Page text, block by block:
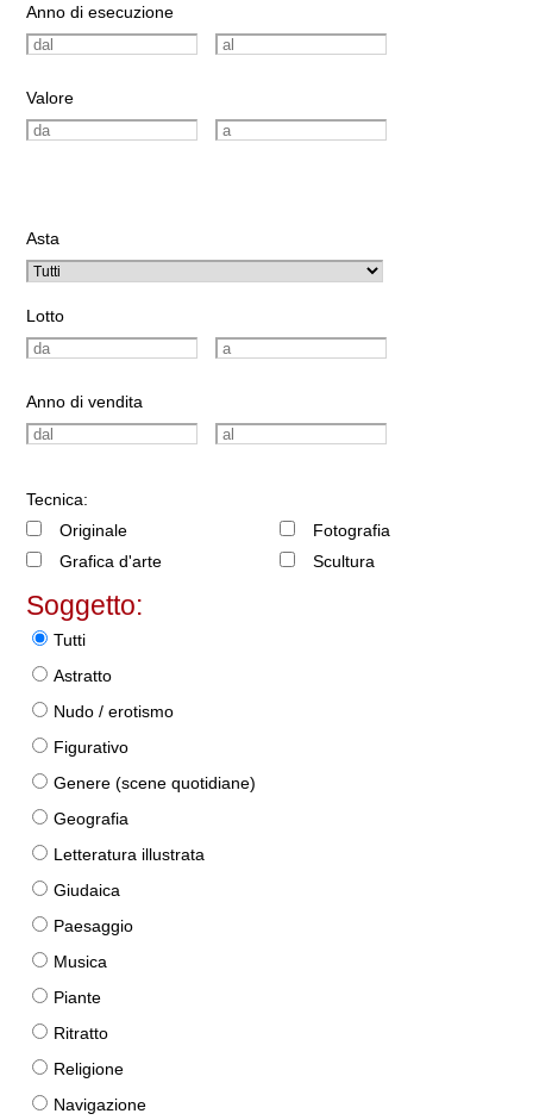
Anno di esecuzione
Valore
Asta
Lotto
Anno di vendita
Tecnica:
Originale
Grafica d'arte
Fotografia
Scultura
Soggetto:
Tutti
Astratto
Nudo / erotismo
Figurativo
Genere (scene quotidiane)
Geografia
Letteratura illustrata
Giudaica
Paesaggio
Musica
Piante
Ritratto
Religione
Navigazione